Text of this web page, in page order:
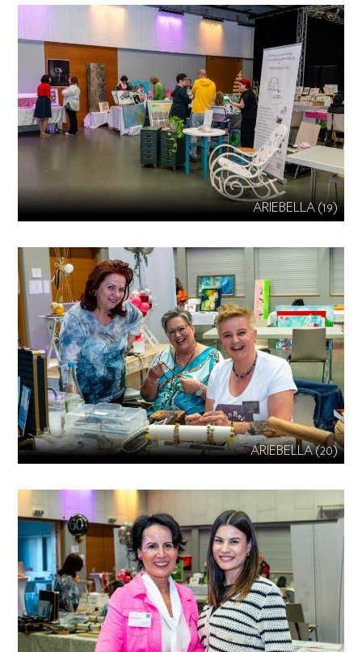
ARIEBELLA (19)
ARIEBELLA (20)